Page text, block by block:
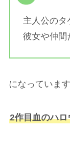
主人公のタ
彼女や仲間
になっています
2作目血のハ